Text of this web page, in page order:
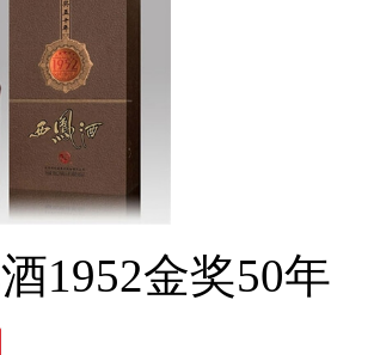
1952金奖50年